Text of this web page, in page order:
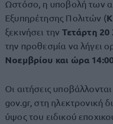
Ωστόσο, η υποβολή των
Εξυπηρέτησης Πολιτών (
ξεκινήσει την Τετάρτη 20
την προθεσμία να λήγει
Νοεμβρίου και ώρα
Οι αιτήσεις
gov.gr, στη ηλεκτρονική
ύψος του ειδικού